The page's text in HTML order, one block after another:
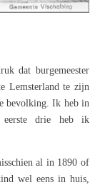
dat burgemeester
Lemsterland te zijn
bevolking. Ik heb in
eerste drie heb ik
al in 1890 of
wel eens in huis,